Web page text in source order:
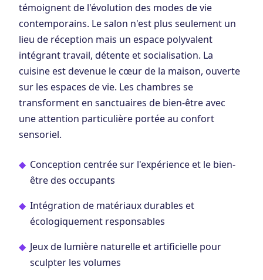
témoignent de l'évolution des modes de vie
contemporains. Le salon n'est plus seulement un
lieu de réception mais un espace polyvalent
intégrant travail, détente et socialisation. La
cuisine est devenue le cœur de la maison, ouverte
sur les espaces de vie. Les chambres se
transforment en sanctuaires de bien-être avec
une attention particulière portée au confort
sensoriel.
Conception centrée sur l'expérience et le bien-
être des occupants
Intégration de matériaux durables et
écologiquement responsables
Jeux de lumière naturelle et artificielle pour
sculpter les volumes